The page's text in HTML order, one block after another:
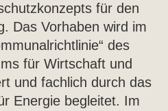
für den
Das Vorhaben wird im
des
für Wirtschaft und
und fachlich durch das
Energie begleitet. Im